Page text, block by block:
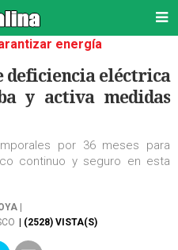
energía
deficiencia eléctrica
y activa medidas
por 36 meses para
continuo y seguro en esta
| (2528) VISTA(S)